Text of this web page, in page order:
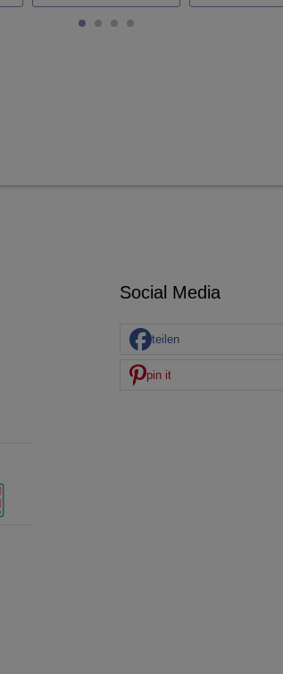
Social Media
teilen
pin it